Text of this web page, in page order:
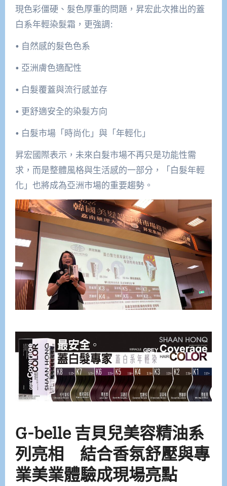
現色彩僵硬、髮色厚重的問題，昇宏此次推出的蓋
白系年輕染髮霜，更強調:
• 自然感的髮色色系
• 亞洲膚色適配性
• 白髮覆蓋與流行感並存
• 更舒適安全的染髮方向
• 白髮市場「時尚化」與「年輕化」
昇宏國際表示，未來白髮市場不再只是功能性需
求，而是整體風格與生活感的一部分，「白髮年輕
化」也將成為亞洲市場的重要趨勢。
G-belle 吉貝兒美容精油系
列亮相 結合香氛舒壓與專
業美業體驗成現場亮點